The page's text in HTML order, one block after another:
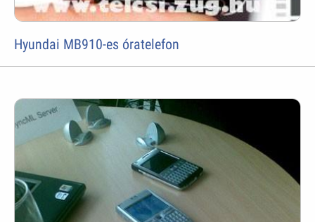
Hyundai MB910-es óratelefon